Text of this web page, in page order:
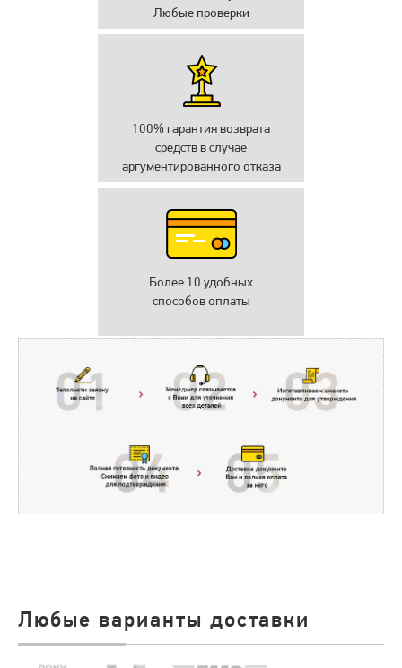
Любые проверки
100% гарантия возврата
средств в случае
аргументированного отказа
Более 10 удобных
способов оплаты
Любые варианты доставки